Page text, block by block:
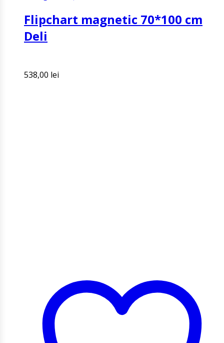
Flipchart magnetic 70*100 cm
Deli
538,00 lei